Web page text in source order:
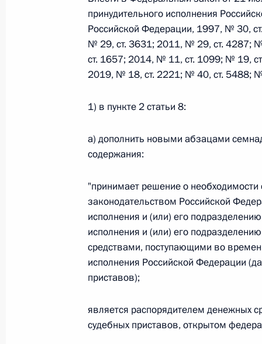
26 июля 2026 года
Федеральный закон от
и добровольчестве (волонтерстве)»
О внесении изменений в Уголовный
процессуального кодекса Российской
26 июля 2026 года
Федеральный закон от
О внесении изменений в статью 13–2
и признании утратившим силу пункта 1
изменений в Федеральный закон „Об
принудительного исполнения
Российской Федерации, 1997, № 30,
№ 29, ст. 3631; 2011, № 29, ст. 4287;
ст. 1657; 2014, № 11, ст. 1099; № 19,
2019, № 18, ст. 2221; № 40, ст. 5488;
1) в пункте 2 статьи 8:
а) дополнить новыми абзацами
содержания:
"принимает решение о
законодательством Российской
исполнения и (или) его
исполнения и (или) его
средствами, поступающими во
исполнения Российской Федерации
приставов);
является распорядителем денежных
судебных приставов, открытом